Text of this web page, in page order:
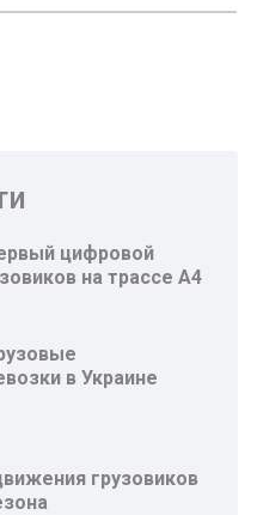
цифровой
на трассе A4
в Украине
грузовиков